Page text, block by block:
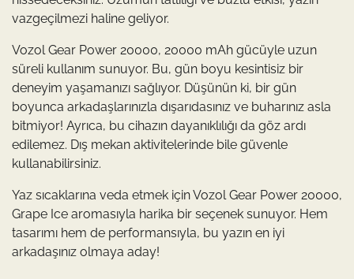
vazgeçilmezi haline geliyor.
Vozol Gear Power 20000, 20000 mAh gücüyle uzun
süreli kullanım sunuyor. Bu, gün boyu kesintisiz bir
deneyim yaşamanızı sağlıyor. Düşünün ki, bir gün
boyunca arkadaşlarınızla dışarıdasınız ve buharınız asla
bitmiyor! Ayrıca, bu cihazın dayanıklılığı da göz ardı
edilemez. Dış mekan aktivitelerinde bile güvenle
kullanabilirsiniz.
Yaz sıcaklarına veda etmek için Vozol Gear Power 20000,
Grape Ice aromasıyla harika bir seçenek sunuyor. Hem
tasarımı hem de performansıyla, bu yazın en iyi
arkadaşınız olmaya aday!